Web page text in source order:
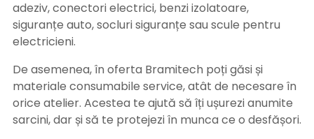
adeziv, conectori electrici, benzi izolatoare,
siguranțe auto, socluri siguranțe sau scule pentru
electricieni.
De asemenea, în oferta Bramitech poți găsi și
materiale consumabile service, atât de necesare în
orice atelier. Acestea te ajută să îți ușurezi anumite
sarcini, dar și să te protejezi în munca ce o desfășori.